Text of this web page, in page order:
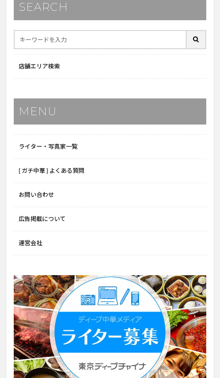
SEARCH
店舗エリア検索
MENU
ライター・写真家一覧
[ ガチ中華 ] よくある質問
お問い合わせ
広告掲載について
運営会社